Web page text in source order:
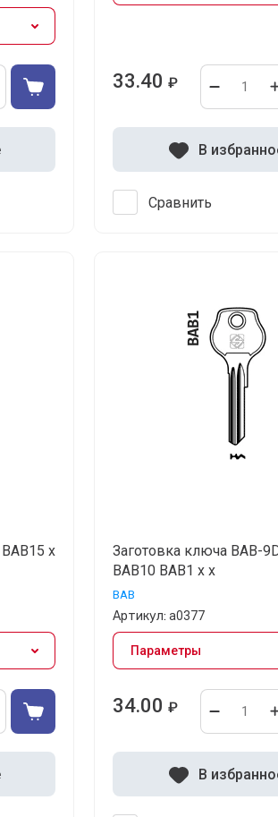
33.40 ₽
Сравнить
В
x
Заготовка ключа BAB-
BAB10 BAB1 x x
BAB
Артикул: а0377
Параметры
34.00 ₽
В